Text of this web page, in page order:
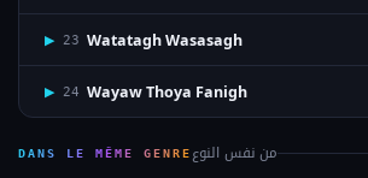
▶ 23 Watatagh Wasasagh
▶ 24 Wayaw Thoya Fanigh
DANS LE MÊME GENRE من نفس النوع